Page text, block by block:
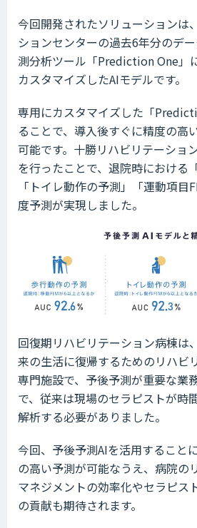
今回開発されたソリューションは
ションセンターの過去6年分のデ
測分析ツール「Prediction One」
カスタマイズしたAIモデルです。
専用にカスタマイズした「
ることで、導入後すぐに精度の高
可能です。十勝リハビリテーショ
を行ったことで、退院時における
「トイレ動作の予測」「運動項
度予測が実現しました。
回復期リハビリテーション病棟は
来の生活に復帰するためのリハビ
専門施設で、予後予測が重要な業
で、従来は現場のセラピストが時
解析する必要がありました。
今回、予後予測AIを活用すること
の高い予測が可能なうえ、病院の
マネジメントの効率化やセラピス
の貢献も期待されます。